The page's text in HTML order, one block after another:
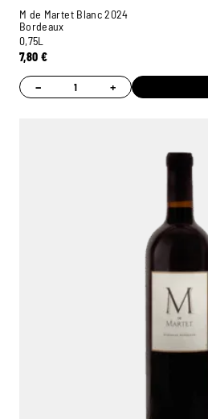
M de Martet Blanc 2024
Bordeaux
0,75L
7,80 €
− +